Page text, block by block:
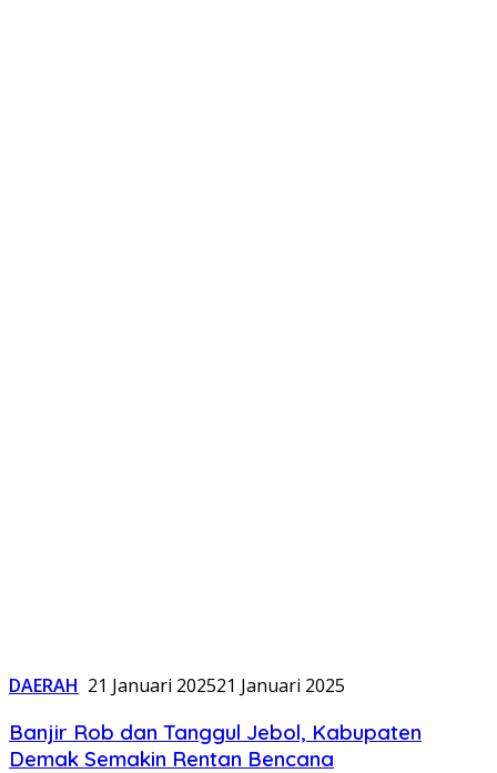
DAERAH 21 Januari 202521 Januari 2025
Banjir Rob dan Tanggul Jebol, Kabupaten
Demak Semakin Rentan Bencana